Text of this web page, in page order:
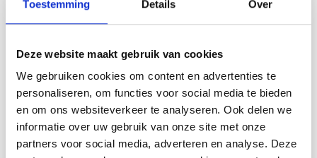
Toestemming Details Over
Deze website maakt gebruik van cookies
We gebruiken cookies om content en advertenties te
personaliseren, om functies voor social media te bieden
en om ons websiteverkeer te analyseren. Ook delen we
informatie over uw gebruik van onze site met onze
partners voor social media, adverteren en analyse. Deze
Design
Groupe de fils A
-------------------------------------------------- -----
TAILLE:
Dimensions : Circonférence au milieu : environ 13 cm.
Hauteur : environ 6 cm.